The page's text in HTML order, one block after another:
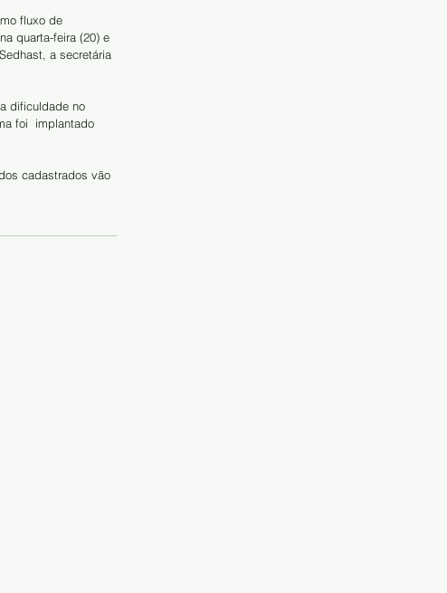
fluxo de
quarta-feira (20) e
a secretária
dificuldade no
foi  implantado
cadastrados vão